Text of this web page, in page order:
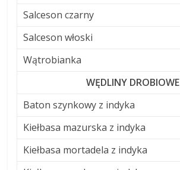
Salceson czarny
Salceson włoski
Wątrobianka
WĘDLINY DROBIOWE
Baton szynkowy z indyka
Kiełbasa mazurska z indyka
Kiełbasa mortadela z indyka